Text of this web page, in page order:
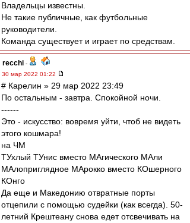
Владельцы известны.
Не такие публичные, как футбольные
руководители.
Команда существует и играет по средствам.
recchi -
30 мар 2022 01:22
# Карелин » 29 мар 2022 23:49
По остальным - завтра. Спокойной ночи.
------
Это - искусство: вовремя уйти, чтоб не видеть
этого кошмара!
на ЧМ
ТУхлый ТУнис вместо МАгического МАли
МАлоприглядное МАрокко вместо КОшерного
КОнго
Да еще и Македонию отвратные порты
отцепили с помощью судейки (как всегда). 50-
летний Крештеану снова едет отсвечивать на